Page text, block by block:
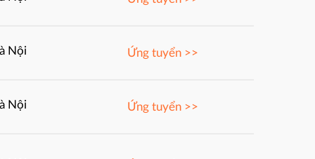
Nội Ứng tuyển >>
Nội Ứng tuyển >>